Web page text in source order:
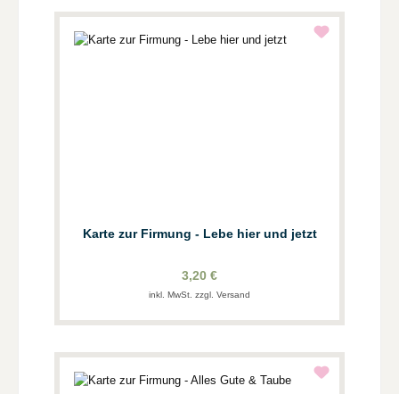
Karte zur Firmung - Lebe hier und jetzt
3,20 €
inkl. MwSt. zzgl. Versand